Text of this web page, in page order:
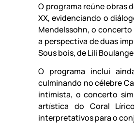
O programa reúne obras
XX, evidenciando o
Mendelssohn, o
a perspectiva de duas
Sous bois, de Lili
O programa inclui
culminando no célebre
intimista, o concerto
artística do Coral
interpretativos para o